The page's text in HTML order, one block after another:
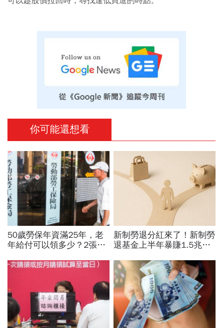
你可能還想看
50歲勞保年資滿25年，老
年給付可以領多少？2張表
好？年金改革有什麼影響
新制勞退分紅來了！新制勞
退基金上半年暴賺1.5兆，
怎麼查？何時能領？